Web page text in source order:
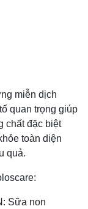
miễn dịch
quan trọng giúp
chất đặc biệt
toàn diện
quả.
Sữa non